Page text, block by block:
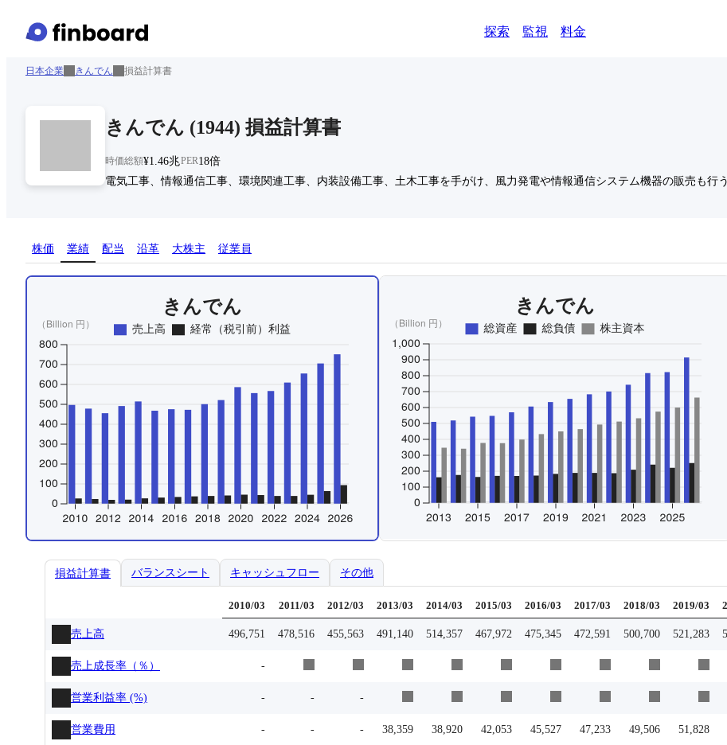
探索 監視 料金
日本企業 きんでん 損益計算書
きんでん (1944) 損益計算書
時価総額¥1.46兆PER18倍
電気工事、情報通信工事、環境関連工事、内装設備工事、土木工事を手がけ、風力発電や情報通信システム機器の販売も行う
株価 業績 配当 沿革 大株主 従業員
損益計算書 バランスシート キャッシュフロー その他
2010/03 2011/03 2012/03 2013/03 2014/03 2015/03 2016/03 2017/03 2018/03 2019/03
売上高 496,751 478,516 455,563 491,140 514,357 467,972 475,345 472,591 500,700 521,283
売上成長率（％） -
営業利益率 (%) - - -
営業費用 - - - 38,359 38,920 42,053 45,527 47,233 49,506 51,828